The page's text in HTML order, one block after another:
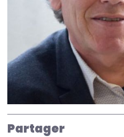
Partager